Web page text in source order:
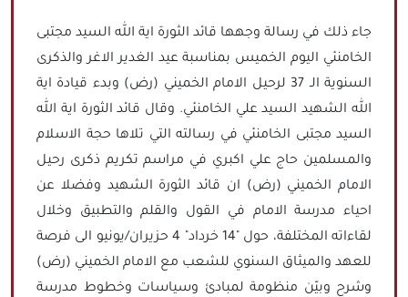
جاء ذلك في رسالة وجهها قائد الثورة اية الله السيد مجتبى
الخامنئي اليوم الخميس بمناسبة عيد الغدير الاغر والذكرى
السنوية الـ 37 لرحيل الامام الخميني (رض) وبدء قيادة اية
الله الشهيد السيد علي الخامنئي. وقال قائد الثورة اية الله
السيد مجتبى الخامنئي في رسالته التي تلاها حجة الاسلام
والمسلمين حاج علي اكبري في مراسم تكريم ذكرى رحيل
الامام الخميني (رض) ان قائد الثورة الشهيد وفضلا عن
احياء مدرسة الامام في القول والقلم والتطبيق وخلال
لقاءاته المختلفة، حول "14 خرداد" 4 حزيران/يونيو الى فرصة
للعهد والميثاق السنوي للشعب مع الامام الخميني (رض)
وشرح وبيّن منظومة لمبادئ وسياسات وخطوط مدرسة